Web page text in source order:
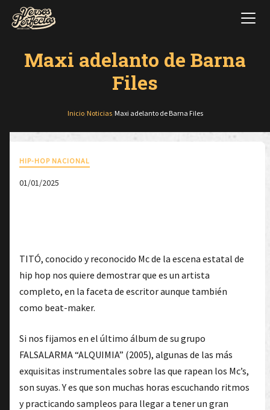
Maxi adelanto de Barna
Files
Inicio/ Noticias/ Maxi adelanto de Barna Files
HIP-HOP NACIONAL
01/01/2025
TITÓ, conocido y reconocido Mc de la escena estatal de
hip hop nos quiere demostrar que es un artista
completo, en la faceta de escritor aunque también
como beat-maker.
Si nos fijamos en el último álbum de su grupo
FALSALARMA “ALQUIMIA” (2005), algunas de las más
exquisitas instrumentales sobre las que rapean los Mc’s,
son suyas. Y es que son muchas horas escuchando ritmos
y practicando sampleos para llegar a tener un gran